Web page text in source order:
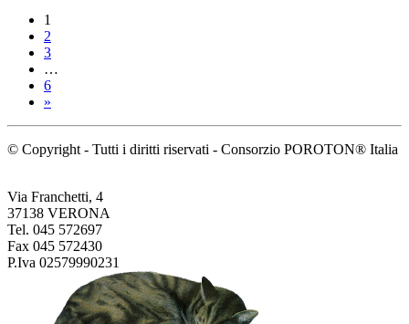
1
2
3
…
6
»
© Copyright - Tutti i diritti riservati - Consorzio POROTON® Italia
Via Franchetti, 4
37138 VERONA
Tel. 045 572697
Fax 045 572430
P.Iva 02579990231